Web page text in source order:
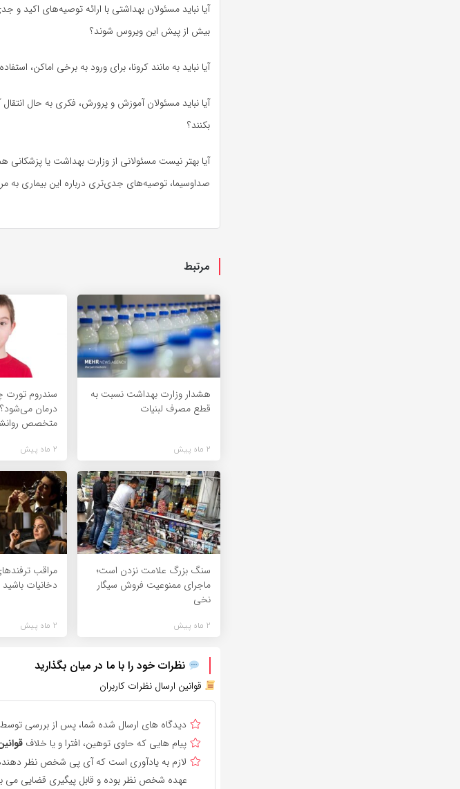
آیا نباید مسئولان بهداشتی با ارائه توصیه‌های اکید و
بیش از پیش این ویروس شوند؟
آیا نباید به مانند کرونا، برای ورود به برخی اماکن،
آیا نباید مسئولان آموزش و پرورش، فکری به حال
بکنند؟
آیا بهتر نیست مسئولانی از وزارت بهداشت یا
صداوسیما، توصیه‌های جدی‌تری درباره این بیماری به
مرتبط
هشدار وزارت بهداشت نسبت به
قطع مصرف لبنیات
2 ماه پیش
سندروم
درمان
متخصص
2 ماه پیش
سنگ بزرگ علامت نزدن است؛
ماجرای ممنوعیت فروش سیگار
نخی
2 ماه پیش
مراقب
دخانیات باشید
2 ماه پیش
نظرات خود را با ما در میان بگذارید
قوانین ارسال نظرات کاربران
دیدگاه های ارسال شده شما، پس از بررسی توسط
پیام هایی که حاوی توهین، افترا و یا خلاف
لازم به یادآوری است که آی پی شخص نظر
عهده شخص نظر بوده و قابل پیگیری قضایی می